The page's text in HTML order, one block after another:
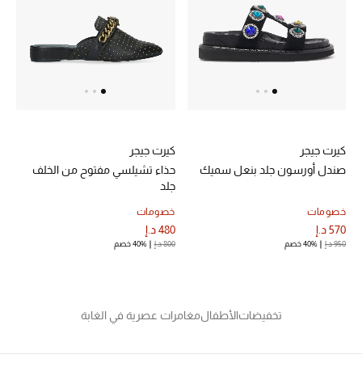
خصومات
ركن أناقة المنتجعات
جميع إصدارتنا النسائية
الحب للمحلي
كيرت جيجر
صندل أورسون جلد بنعل سميك
خصومات
570 د.إ
950 د.إ 40% خصم
كيرت جيجر
حذاء تشيلسي مفتوح من الخلف
جلد
خصومات
480 د.إ
800 د.إ 40% خصم
تخفيضاتالأطفالمغامرات عصرية في الغابة